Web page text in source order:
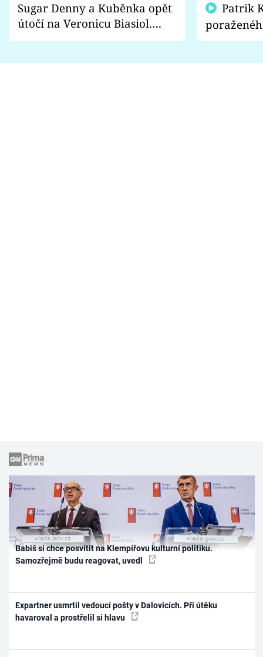
Sugar Denny a Kuběnka opět
útočí na Veronicu Biasiol.
Proč je podle nich falešná a
fanoušci
Babiš si chce posvítit na Klempířovu kulturní politiku.
Samozřejmě budu reagovat, uvedl
Expartner usmrtil vedoucí pošty v Dalovicích. Při útěku
havaroval a prostřelil si hlavu